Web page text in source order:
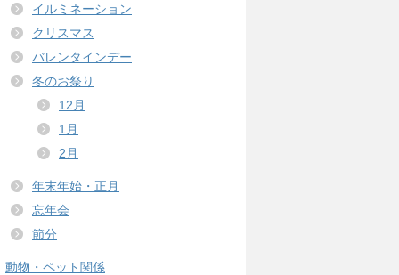
イルミネーション
クリスマス
バレンタインデー
冬のお祭り
12月
1月
2月
年末年始・正月
忘年会
節分
動物・ペット関係